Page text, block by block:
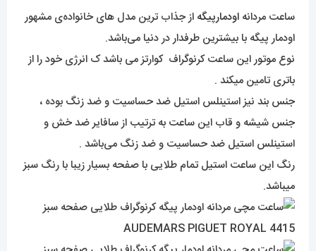
ساعت مردانه اودمارپیگه از جذاب ترین مدل های خانواده‌ی مشهور
اودمار پیگه با بیشترین طرفدار در دنیا می‌باشد.
نوع موتور این ساعت کرنوگراف کوارتز می باشد ک انرژی خود را از
باتری تامین میکند .
جنس بند نیز استینلس استیل ضد حساسیت و ضد زنگ بوده ،
جنس شیشه و قاب این ساعت به ترتیب از سافایر ضد خش و
استینلس استیل ضد حساسیت و ضد زنگ می‌باشد .
رنگ این ساعت استیل تمام طلایی با صفحه بسیار زیبا با رنگ سبز
میباشد.